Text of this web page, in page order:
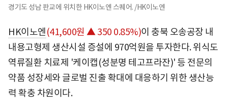
경기도 성남 판교에 위치한 HK이노엔 스퀘어. /HK이노엔
HK이노엔(41,600원 ▲ 350 0.85%)이 충북 오송공장 내
내용고형제 생산시설 증설에 970억원을 투자한다. 위식도
역류질환 치료제 '케이캡(성분명 테고프라잔)' 등 전문의
약품 성장세와 글로벌 진출 확대에 대응하기 위한 생산능
력 확충 차원이다.